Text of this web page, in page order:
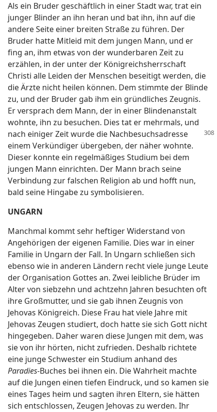
Als ein Bruder geschäftlich in einer Stadt war, trat ein
junger Blinder an ihn heran und bat ihn, ihn auf die
andere Seite einer breiten Straße zu führen. Der
Bruder hatte Mitleid mit dem jungen Mann, und er
fing an, ihm etwas von der wunderbaren Zeit zu
erzählen, in der unter der Königreichsherrschaft
Christi alle Leiden der Menschen beseitigt werden, die
die Ärzte nicht heilen können. Dem stimmte der Blinde
zu, und der Bruder gab ihm ein gründliches Zeugnis.
Er versprach dem Mann, der in einer Blindenanstalt
wohnte, ihn zu besuchen. Dies tat er mehrmals, und
nach einiger Zeit wurde die Nachbesuchsadresse
einem Verkündiger übergeben, der näher wohnte.
Dieser konnte ein regelmäßiges Studium bei dem
jungen Mann einrichten. Der Mann brach seine
Verbindung zur falschen Religion ab und hofft nun,
bald seine Hingabe zu symbolisieren.
UNGARN
Manchmal kommt sehr heftiger Widerstand von
Angehörigen der eigenen Familie. Dies war in einer
Familie in Ungarn der Fall. In Ungarn schließen sich
ebenso wie in anderen Ländern recht viele junge Leute
der Organisation Gottes an. Zwei leibliche Brüder im
Alter von siebzehn und achtzehn Jahren besuchten oft
ihre Großmutter, und sie gab ihnen Zeugnis von
Jehovas Königreich. Diese Frau hat viele Jahre mit
Jehovas Zeugen studiert, doch hatte sie sich Gott nicht
hingegeben. Daher waren diese Jungen mit dem, was
sie von ihr hörten, nicht zufrieden. Deshalb richtete
eine junge Schwester ein Studium anhand des
Paradies-Buches bei ihnen ein. Die Wahrheit machte
auf die Jungen einen tiefen Eindruck, und so kamen sie
eines Tages heim und sagten ihren Eltern, sie hätten
sich entschlossen, Zeugen Jehovas zu werden. Ihr